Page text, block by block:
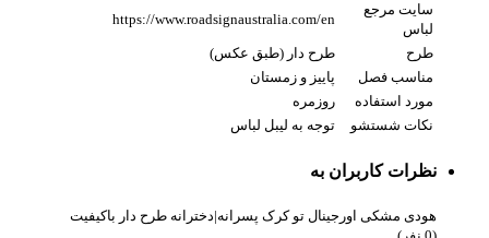
سایت مرجع
لباس
https://www.roadsignaustralia.com/en
طرح
طرح دار (طبق عکس)
مناسب فصل
پاییز و زمستان
مورد استفاده
روزمره
نکات شستشو
توجه به لیبل لباس
نظرات کاربران به
هودی مشکی اورجینال تو کرک پسرانه|دخترانه طرح دار باکیفیت